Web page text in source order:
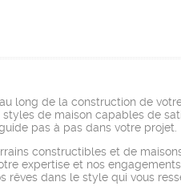
long de la construction de
de maison capables de
pas à pas dans votre projet.
constructibles et de
expertise et nos
rêves dans le style qui vous